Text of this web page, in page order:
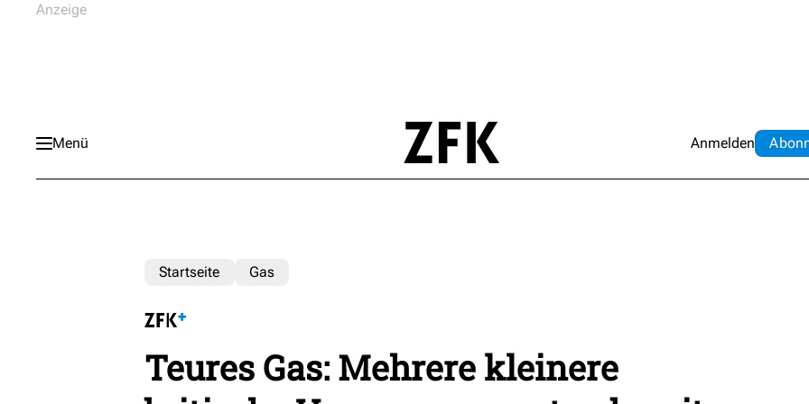
Menü Anmelden Abo
Startseite Gas
Teures Gas: Mehrere kleinere